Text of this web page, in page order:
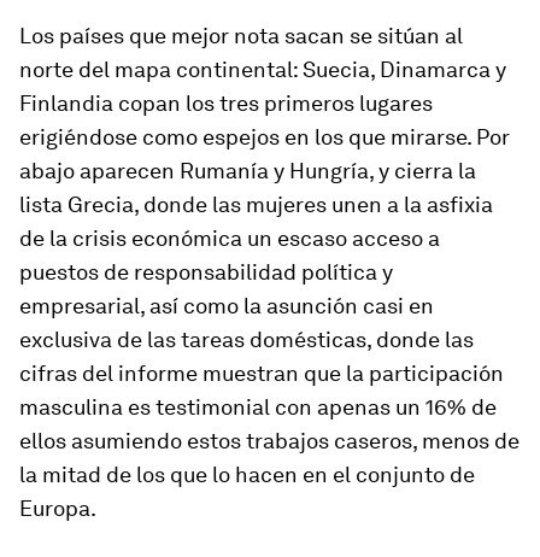
Los países que mejor nota sacan se sitúan al
norte del mapa continental: Suecia, Dinamarca y
Finlandia copan los tres primeros lugares
erigiéndose como espejos en los que mirarse. Por
abajo aparecen Rumanía y Hungría, y cierra la
lista Grecia, donde las mujeres unen a la asfixia
de la crisis económica un escaso acceso a
puestos de responsabilidad política y
empresarial, así como la asunción casi en
exclusiva de las tareas domésticas, donde las
cifras del informe muestran que la participación
masculina es testimonial con apenas un 16% de
ellos asumiendo estos trabajos caseros, menos de
la mitad de los que lo hacen en el conjunto de
Europa.